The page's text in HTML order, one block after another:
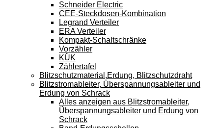
Schneider Electric
CEE-Steckdosen-Kombination
Legrand Verteiler
ERA Verteiler
Kompakt-Schaltschränke
Vorzähler
KÜK
Zählertafel
Blitzschutzmaterial,Erdung, Blitzschutzdraht
Blitzstromableiter, Überspannungsableiter und
Erdung von Schrack
Alles anzeigen aus Blitzstromableiter,
Überspannungsableiter und Erdung von
Schrack